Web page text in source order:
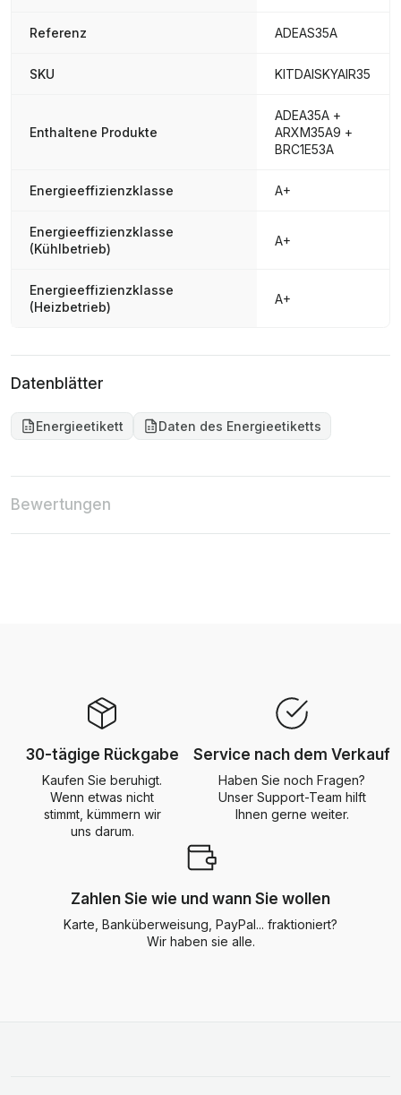
Referenz ADEAS35A
SKU KITDAISKYAIR35
Enthaltene Produkte
ADEA35A +
ARXM35A9 +
BRC1E53A
Energieeffizienzklasse A+
Energieeffizienzklasse
(Kühlbetrieb)
A+
Energieeffizienzklasse
(Heizbetrieb)
A+
Datenblätter
Energieetikett Daten des Energieetiketts
Bewertungen
30-tägige Rückgabe
Kaufen Sie beruhigt.
Wenn etwas nicht
stimmt, kümmern wir
uns darum.
Service nach dem Verkauf
Haben Sie noch Fragen?
Unser Support-Team hilft
Ihnen gerne weiter.
Zahlen Sie wie und wann Sie wollen
Karte, Banküberweisung, PayPal... fraktioniert?
Wir haben sie alle.